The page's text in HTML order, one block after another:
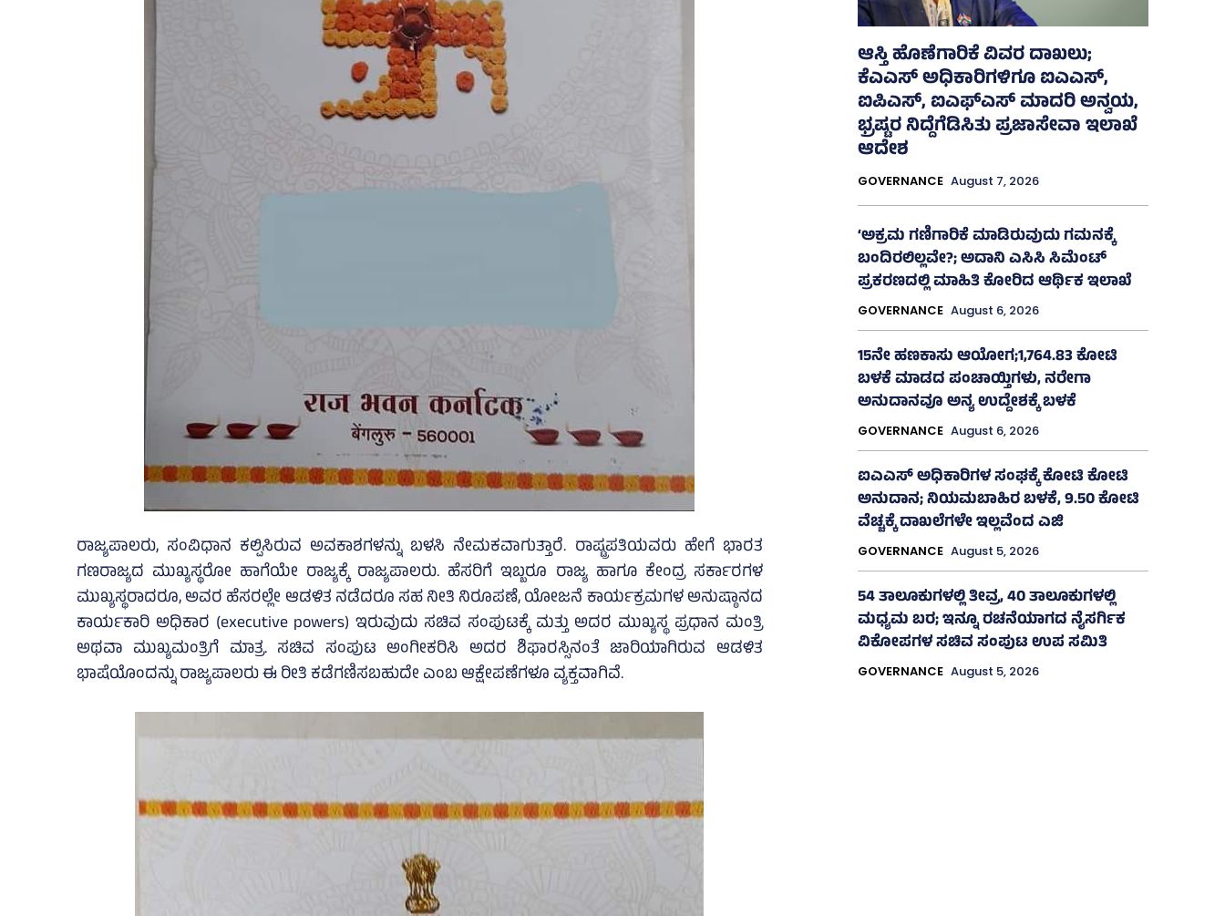
ರಾಜ್ಯಪಾಲರು, ಸಂವಿಧಾನ ಕಲ್ಪಿಸಿರುವ ಅವಕಾಶಗಳನ್ನು ಬಳಸಿ ನೇಮಕವಾಗುತ್ತಾರೆ. ರಾಷ್ಟ್ರಪತಿಯವರು ಹೇಗೆ ಭಾರತ
ಗಣರಾಜ್ಯದ ಮುಖ್ಯಸ್ಥರೋ ಹಾಗೆಯೇ ರಾಜ್ಯಕ್ಕೆ ರಾಜ್ಯಪಾಲರು. ಹೆಸರಿಗೆ ಇಬ್ಬರೂ ರಾಜ್ಯ ಹಾಗೂ ಕೇಂದ್ರ ಸರ್ಕಾರಗಳ
ಮುಖ್ಯಸ್ಥರಾದರೂ, ಅವರ ಹೆಸರಲ್ಲೇ ಆಡಳಿತ ನಡೆದರೂ ಸಹ ನೀತಿ ನಿರೂಪಣೆ, ಯೋಜನೆ ಕಾರ್ಯಕ್ರಮಗಳ ಅನುಷ್ಠಾನದ
ಕಾರ್ಯಕಾರಿ ಅಧಿಕಾರ (executive powers) ಇರುವುದು ಸಚಿವ ಸಂಪುಟಕ್ಕೆ ಮತ್ತು ಅದರ ಮುಖ್ಯಸ್ಥ ಪ್ರಧಾನ ಮಂತ್ರಿ
ಅಥವಾ ಮುಖ್ಯಮಂತ್ರಿಗೆ ಮಾತ್ರ. ಸಚಿವ ಸಂಪುಟ ಅಂಗೀಕರಿಸಿ ಅದರ ಶಿಫಾರಸ್ಸಿನಂತೆ ಜಾರಿಯಾಗಿರುವ ಆಡಳಿತ
ಭಾಷೆಯೊಂದನ್ನು ರಾಜ್ಯಪಾಲರು ಈ ರೀತಿ ಕಡೆಗಣಿಸಬಹುದೇ ಎಂಬ ಆಕ್ಷೇಪಣೆಗಳೂ ವ್ಯಕ್ತವಾಗಿವೆ.
ಆಸ್ತಿ ಹೊಣೆಗಾರಿಕೆ ವಿವರ ದಾಖಲು;
ಕೆಎಎಸ್ ಅಧಿಕಾರಿಗಳಿಗೂ ಐಎಎಸ್‌,
ಐಪಿಎಸ್‌, ಐಎಫ್‌ಎಸ್‌ ಮಾದರಿ ಅನ್ವಯ,
ಭ್ರಷ್ಟರ ನಿದ್ದೆಗೆಡಿಸಿತು ಪ್ರಜಾಸೇವಾ ಇಲಾಖೆ
ಆದೇಶ
GOVERNANCE August 7, 2026
‘ಅಕ್ರಮ ಗಣಿಗಾರಿಕೆ ಮಾಡಿರುವುದು ಗಮನಕ್ಕೆ
ಬಂದಿರಲಿಲ್ಲವೇ?; ಅದಾನಿ ಎಸಿಸಿ ಸಿಮೆಂಟ್
ಪ್ರಕರಣದಲ್ಲಿ ಮಾಹಿತಿ ಕೋರಿದ ಆರ್ಥಿಕ ಇಲಾಖೆ
GOVERNANCE August 6, 2026
15ನೇ ಹಣಕಾಸು ಆಯೋಗ;1,764.83 ಕೋಟಿ
ಬಳಕೆ ಮಾಡದ ಪಂಚಾಯ್ತಿಗಳು, ನರೇಗಾ
ಅನುದಾನವೂ ಅನ್ಯ ಉದ್ದೇಶಕ್ಕೆ ಬಳಕೆ
GOVERNANCE August 6, 2026
ಐಎಎಸ್‌ ಅಧಿಕಾರಿಗಳ ಸಂಘಕ್ಕೆ ಕೋಟಿ ಕೋಟಿ
ಅನುದಾನ; ನಿಯಮಬಾಹಿರ ಬಳಕೆ, 9.50 ಕೋಟಿ
ವೆಚ್ಚಕ್ಕೆ ದಾಖಲೆಗಳೇ ಇಲ್ಲವೆಂದ ಎಜಿ
GOVERNANCE August 5, 2026
54 ತಾಲೂಕುಗಳಲ್ಲಿ ತೀವ್ರ, 40 ತಾಲೂಕುಗಳಲ್ಲಿ
ಮಧ್ಯಮ ಬರ; ಇನ್ನೂ ರಚನೆಯಾಗದ ನೈಸರ್ಗಿಕ
ವಿಕೋಪಗಳ ಸಚಿವ ಸಂಪುಟ ಉಪ ಸಮಿತಿ
GOVERNANCE August 5, 2026